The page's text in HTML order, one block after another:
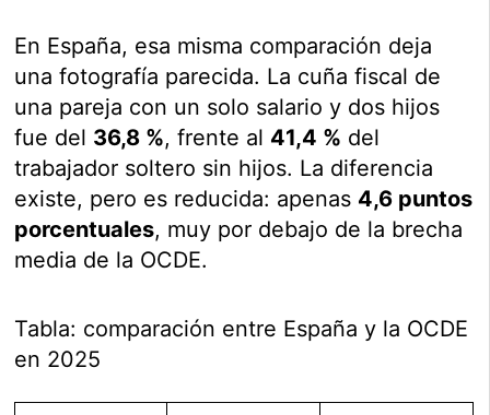
En España, esa misma comparación deja
una fotografía parecida. La cuña fiscal de
una pareja con un solo salario y dos hijos
fue del 36,8 %, frente al 41,4 % del
trabajador soltero sin hijos. La diferencia
existe, pero es reducida: apenas 4,6 puntos
porcentuales, muy por debajo de la brecha
media de la OCDE.
Tabla: comparación entre España y la OCDE
en 2025